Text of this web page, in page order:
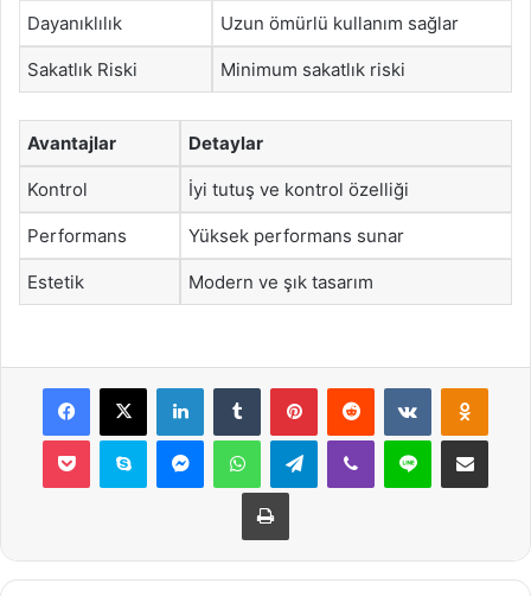
Dayanıklılık Uzun ömürlü kullanım sağlar
Sakatlık Riski Minimum sakatlık riski
Avantajlar Detaylar
Kontrol İyi tutuş ve kontrol özelliği
Performans Yüksek performans sunar
Estetik Modern ve şık tasarım
Facebook
X LinkedInTumblr PinterestReddit VKontakte
Pocket Skype MessengerWhatsAppTelegramViber Line E-Posta ile
Yazdır